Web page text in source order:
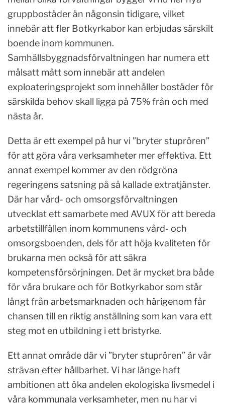
gruppbostäder än någonsin tidigare, vilket
innebär att fler Botkyrkabor kan erbjudas särskilt
boende inom kommunen.
Samhällsbyggnadsförvaltningen har numera ett
målsatt mått som innebär att andelen
exploateringsprojekt som innehåller bostäder för
särskilda behov skall ligga på 75% från och med
nästa år.
Detta är ett exempel på hur vi ”bryter stuprören”
för att göra våra verksamheter mer effektiva. Ett
annat exempel kommer av den rödgröna
regeringens satsning på så kallade extratjänster.
Där har vård- och omsorgsförvaltningen
utvecklat ett samarbete med AVUX för att bereda
arbetstillfällen inom kommunens vård- och
omsorgsboenden, dels för att höja kvaliteten för
brukarna men också för att säkra
kompetensförsörjningen. Det är mycket bra både
för våra brukare och för Botkyrkabor som står
långt från arbetsmarknaden och härigenom får
chansen till en riktig anställning som kan vara ett
steg mot en utbildning i ett bristyrke.
Ett annat område där vi ”bryter stuprören” är vår
strävan efter hållbarhet. Vi har länge haft
ambitionen att öka andelen ekologiska livsmedel i
våra kommunala verksamheter, men nu har vi